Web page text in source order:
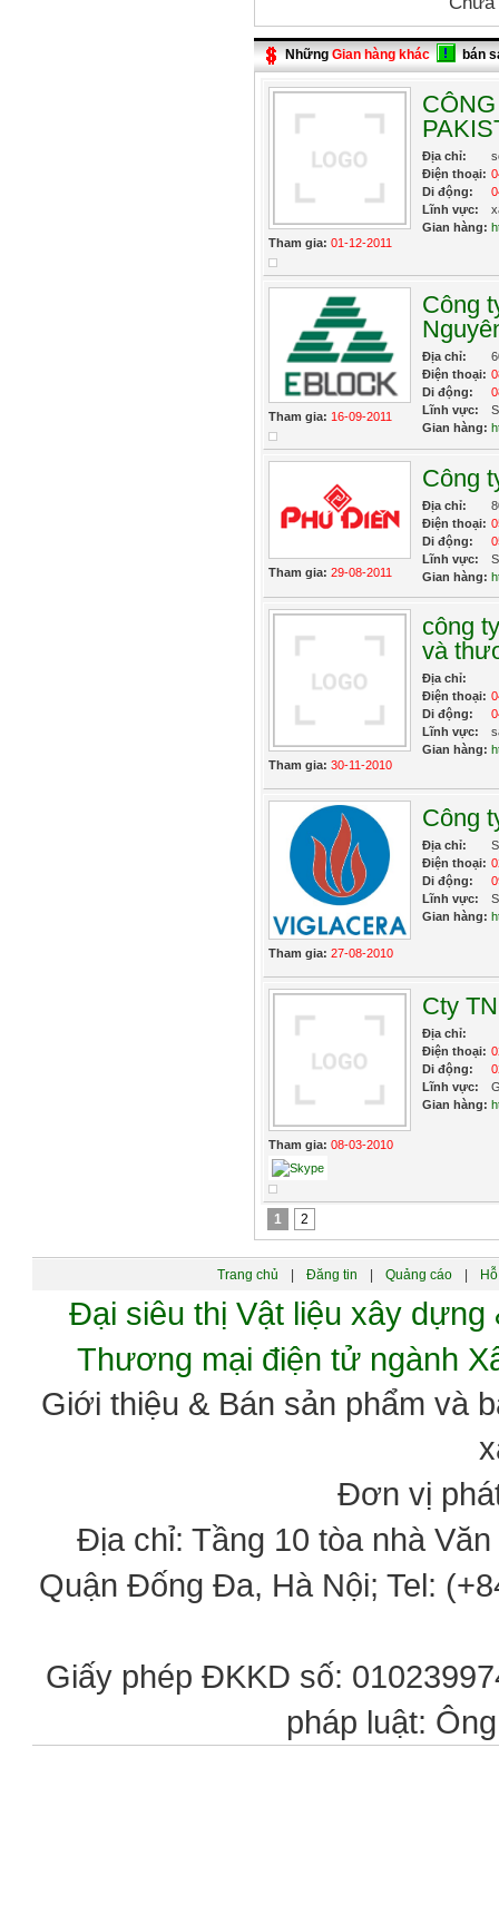
NhữngGian hàng khác bán
Tham gia: 01-12-2011
Địa chỉ:
Điện thoại:
Di động:
Lĩnh vực:
Gian hàng:
Tham gia: 16-09-2011
Công
Địa chỉ:
Điện thoại:
Di động:
Lĩnh vực:
Gian hàng:
Tham gia: 29-08-2011
Công
Địa chỉ:
Điện thoại:
Di động:
Lĩnh vực:
Gian hàng:
Tham gia: 30-11-2010
công
và
Địa chỉ:
Điện thoại:
Di động:
Lĩnh vực:
Gian hàng:
Tham gia: 27-08-2010
Công
Địa chỉ:
Điện thoại:
Di động:
Lĩnh vực:
Gian hàng:
Tham gia: 08-03-2010
Cty
Địa chỉ:
Điện thoại:
Di động:
Lĩnh vực:
Gian hàng:
1 2
Trang chủ | Đăng tin | Quảng cáo |
Đại siêu thị Vật liệu xây
Thương mại điện tử ngành
Giới thiệu & Bán sản phẩm và
Đơn vị
Địa chỉ: Tầng 10 tòa nhà
Quận Đống Đa, Hà Nội; Tel:
Giấy phép ĐKKD số:
pháp luật: